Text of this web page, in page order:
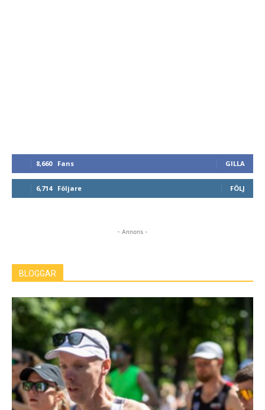
8,660 Fans GILLA
6,714 Följare FÖLJ
- Annons -
BLOGGAR